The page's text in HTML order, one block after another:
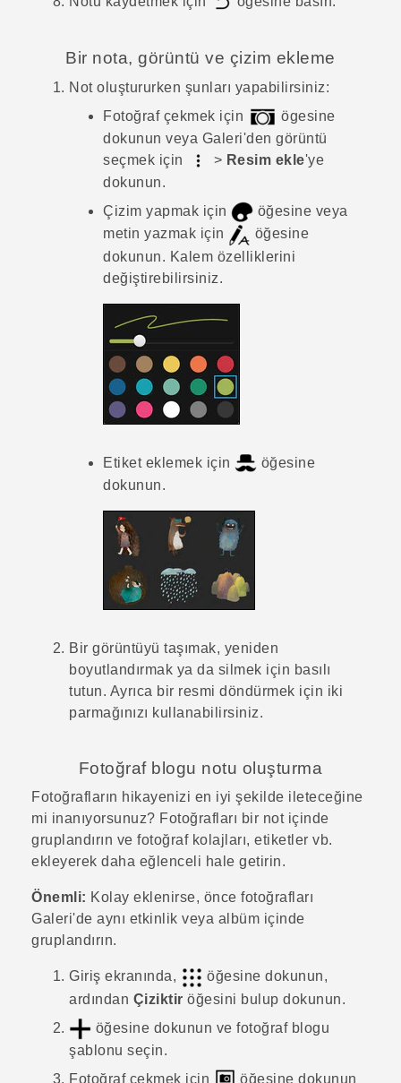
Bir nota, görüntü ve çizim ekleme
Not oluştururken şunları yapabilirsiniz:
Fotoğraf çekmek için
ögesine
dokunun veya Galeri'den görüntü
seçmek için
> Resim ekle'ye
dokunun.
Çizim yapmak için
öğesine veya
metin yazmak için
öğesine
dokunun. Kalem özelliklerini
değiştirebilirsiniz.
Etiket eklemek için
öğesine
dokunun.
Bir görüntüyü taşımak, yeniden
boyutlandırmak ya da silmek için basılı
tutun. Ayrıca bir resmi döndürmek için iki
parmağınızı kullanabilirsiniz.
Fotoğraf blogu notu oluşturma
Fotoğrafların hikayenizi en iyi şekilde ileteceğine
mi inanıyorsunuz? Fotoğrafları bir not içinde
gruplandırın ve fotoğraf kolajları, etiketler vb.
ekleyerek daha eğlenceli hale getirin.
Önemli: Kolay eklenirse, önce fotoğrafları
Galeri'de aynı etkinlik veya albüm içinde
gruplandırın.
Giriş ekranında,
öğesine dokunun,
ardından Çiziktir öğesini bulup dokunun.
öğesine dokunun ve fotoğraf blogu
şablonu seçin.
Fotoğraf çekmek için
öğesine dokunun